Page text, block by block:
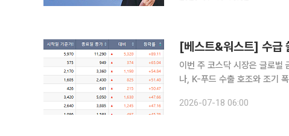
이번 주 코스닥 시장은 글로벌
나, K-푸드 수출 호조와 조기
려를 지우지 못한 신규 상장주
2026-07-18 06:00